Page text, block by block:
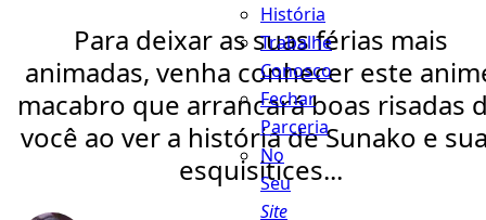
História
Trabalhe
Conosco
Fechar
Parceria
No
Seu
Site
Para deixar as suas férias mais
animadas, venha conhecer este
macabro que arrancará boas risadas
você ao ver a história de Sunako e
esquisitices...